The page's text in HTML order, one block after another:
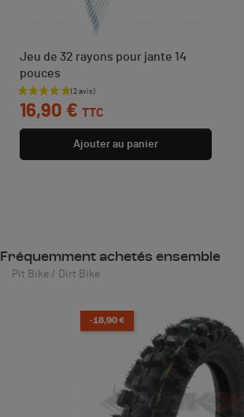
Jeu de 32 rayons pour jante 14
pouces
Prix
16,90 € TTC
Ajouter au panier
Fréquemment achetés ensemble
Pit Bike / Dirt Bike
-18,90 €